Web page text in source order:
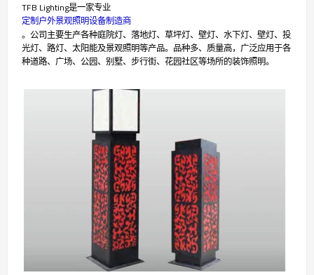
TFB Lighting是一家专业
定制户外景观照明设备制造商
。公司主要生产各种庭院灯、落地灯、草坪灯、壁灯、水下灯、壁灯、投
光灯、路灯、太阳能及景观照明等产品。品种多、质量高，广泛应用于各
种道路、广场、公园、别墅、步行街、花园社区等场所的装饰照明。